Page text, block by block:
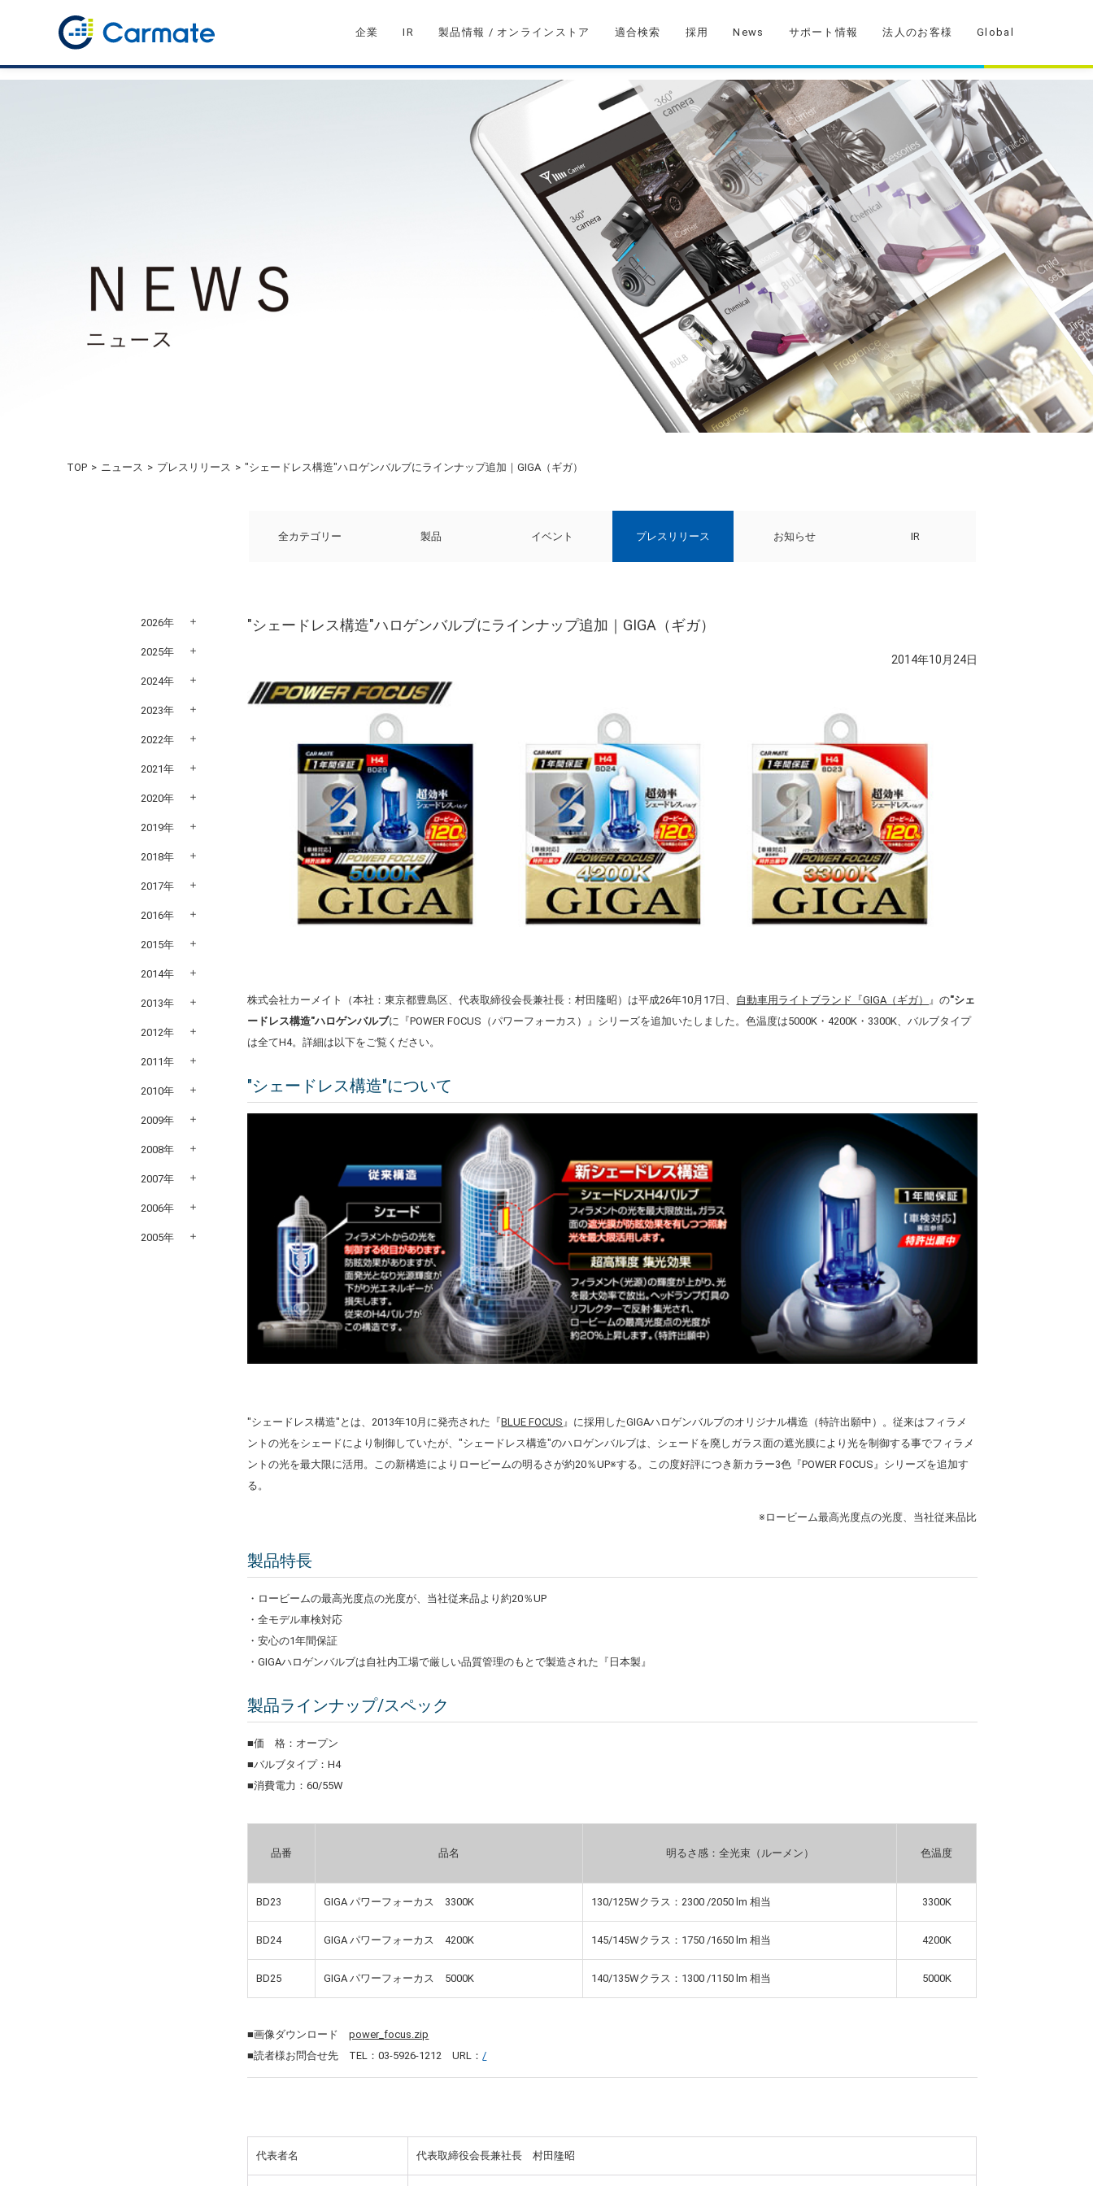
企業 IR 製品情報 / オンラインストア 適合検索 採用 News サポート情報 法人のお客様 Global
TOP ニュース プレスリリース "シェードレス構造"ハロゲンバルブにラインナップ追加｜GIGA（ギガ）
全カテゴリー 製品 イベント プレスリリース お知らせ IR
"シェードレス構造"ハロゲンバルブにラインナップ追加｜GIGA（ギガ）
2014年10月24日
株式会社カーメイト（本社：東京都豊島区、代表取締役会長兼社長：村田隆昭）は平成26年10月17日、 自動車用ライトブランド『GIGA（ギガ） 』の"シェ
ードレス構造"ハロゲンバルブに『POWER FOCUS（パワーフォーカス）』シリーズを追加いたしました。色温度は5000K・4200K・3300K、バルブタイプ
は全てH4。詳細は以下をご覧ください。
"シェードレス構造"について
"シェードレス構造"とは、2013年10月に発売された『BLUE FOCUS』に採用したGIGAハロゲンバルブのオリジナル構造（特許出願中）。従来はフィラメ
ントの光をシェードにより制御していたが、"シェードレス構造"のハロゲンバルブは、シェードを廃しガラス面の遮光膜により光を制御する事でフィラメ
ントの光を最大限に活用。この新構造によりロービームの明るさが約20％UP※する。この度好評につき新カラー3色『POWER FOCUS』シリーズを追加す
る。
※ロービーム最高光度点の光度、当社従来品比
製品特長
・ロービームの最高光度点の光度が、当社従来品より約20％UP
・全モデル車検対応
・安心の1年間保証
・GIGAハロゲンバルブは自社内工場で厳しい品質管理のもとで製造された『日本製』
製品ラインナップ/スペック
■価 格：オープン
■バルブタイプ：H4
■消費電力：60/55W
品番 品名 明るさ感：全光束（ルーメン） 色温度
BD23 GIGA パワーフォーカス 3300K 130/125Wクラス：2300 /2050 lm 相当 3300K
BD24 GIGA パワーフォーカス 4200K 145/145Wクラス：1750 /1650 lm 相当 4200K
BD25 GIGA パワーフォーカス 5000K 140/135Wクラス：1300 /1150 lm 相当 5000K
■画像ダウンロードpower_focus.zip
■読者様お問合せ先 TEL：03-5926-1212 URL：/
代表者名 代表取締役会長兼社長 村田隆昭
2026年
2025年
2024年
2023年
2022年
2021年
2020年
2019年
2018年
2017年
2016年
2015年
2014年
2013年
2012年
2011年
2010年
2009年
2008年
2007年
2006年
2005年